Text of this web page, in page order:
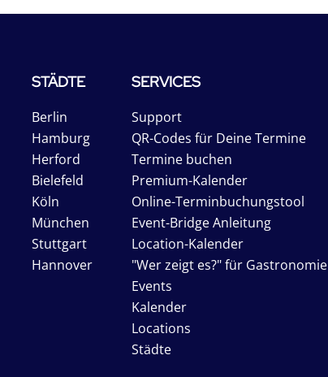
STÄDTE
Berlin
Hamburg
Herford
Bielefeld
Köln
München
Stuttgart
Hannover
SERVICES
Support
QR-Codes für Deine Termine
Termine buchen
Premium-Kalender
Online-Terminbuchungstool
Event-Bridge Anleitung
Location-Kalender
"Wer zeigt es?" für Gastronomie
Events
Kalender
Locations
Städte